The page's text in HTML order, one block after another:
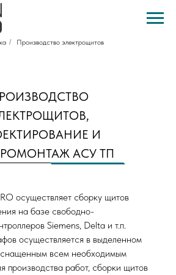
/ Производство электрощитов
И
АСУ ТП
осуществляет сборку щитов
на базе свободно-
Siemens, Delta и т.п.
осуществляется в выделенном
всем необходимым
производства работ, сборки щитов